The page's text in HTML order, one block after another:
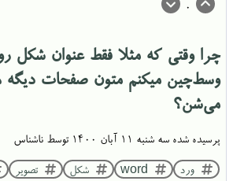
0
چرا وقتی که مثلا فقط عنوان شکل
وسط‌چین میکنم متون صفحات
می‌شن؟
پرسیده شده سه شنبه ۱۱ آبان ۱۴۰۰ توسط ناشناس
ورد word شکل تصویر